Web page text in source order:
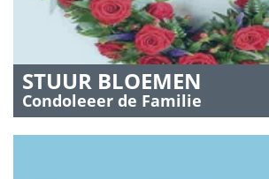
STUUR BLOEMEN
Condoleeer de Familie